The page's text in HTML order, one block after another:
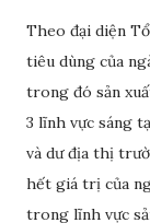
Theo đại diện
tiêu dùng của
trong đó sản
3 lĩnh vực sáng
và dư địa thị
hết giá trị của
trong lĩnh vực